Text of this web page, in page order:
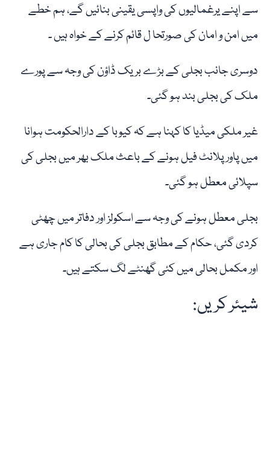
سے اپنے یرغمالیوں کی واپسی یقینی بنائیں گے، ہم خطے
میں امن و امان کی صورتحا ل قائم کرنے کے خواہ ہیں ۔
دوسری جانب بجلی کے بڑے بریک ڈاؤن کی وجہ سے پورے
ملک کی بجلی بند ہو گئی۔
غیر ملکی میڈیا کا کہنا ہے کہ کیوبا کے دارالحکومت ہوانا
میں پاور پلانٹ فیل ہونے کے باعث ملک بھر میں بجلی کی
سپلائی معطل ہو گئی۔
بجلی معطل ہونے کی وجہ سے اسکولز اور دفاتر میں چھٹی
کردی گئی، حکام کے مطابق بجلی کی بحالی کا کام جاری ہے
اور مکمل بحالی میں کئی گھنٹے لگ سکتے ہیں۔
شیئر کریں: